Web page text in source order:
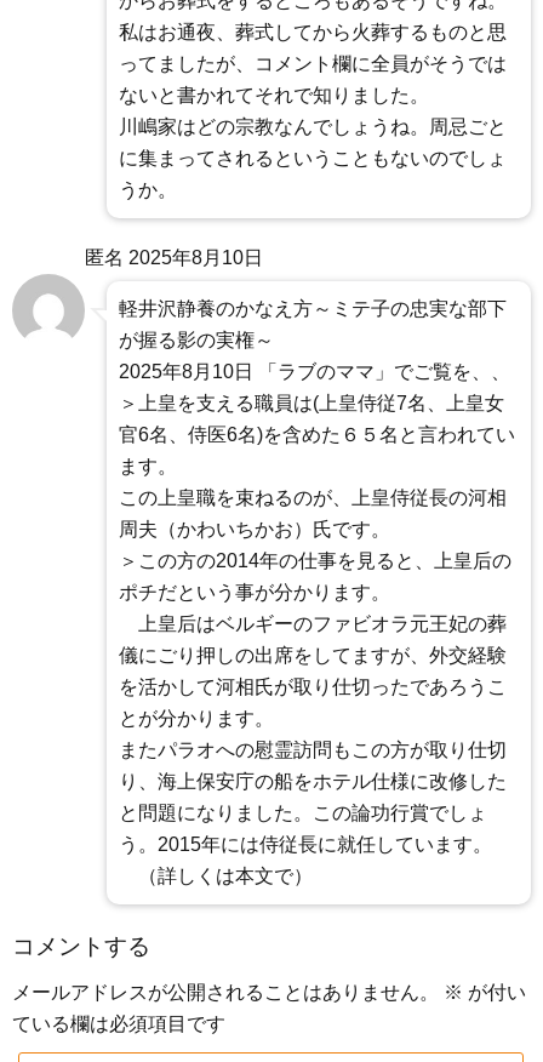
私はお通夜、葬式してから火葬するものと思
ってましたが、コメント欄に全員がそうでは
ないと書かれてそれで知りました。
川嶋家はどの宗教なんでしょうね。周忌ごと
に集まってされるということもないのでしょ
うか。
匿名 2025年8月10日
軽井沢静養のかなえ方～ミテ子の忠実な部下
が握る影の実権～
2025年8月10日 「ラブのママ」でご覧を、、
＞上皇を支える職員は(上皇侍従7名、上皇女
官6名、侍医6名)を含めた６５名と言われてい
ます。
この上皇職を束ねるのが、上皇侍従長の河相
周夫（かわいちかお）氏です。
＞この方の2014年の仕事を見ると、上皇后の
ポチだという事が分かります。
上皇后はベルギーのファビオラ元王妃の葬
儀にごり押しの出席をしてますが、外交経験
を活かして河相氏が取り仕切ったであろうこ
とが分かります。
またパラオへの慰霊訪問もこの方が取り仕切
り、海上保安庁の船をホテル仕様に改修した
と問題になりました。この論功行賞でしょ
う。2015年には侍従長に就任しています。
（詳しくは本文で）
コメントする
メールアドレスが公開されることはありません。 ※ が付い
ている欄は必須項目です